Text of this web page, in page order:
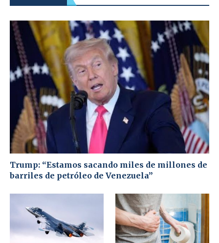
Trump: “Estamos sacando miles de millones de
barriles de petróleo de Venezuela”